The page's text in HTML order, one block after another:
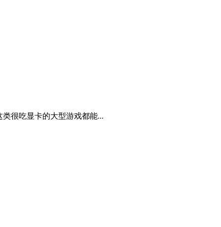
很吃显卡的大型游戏都能...